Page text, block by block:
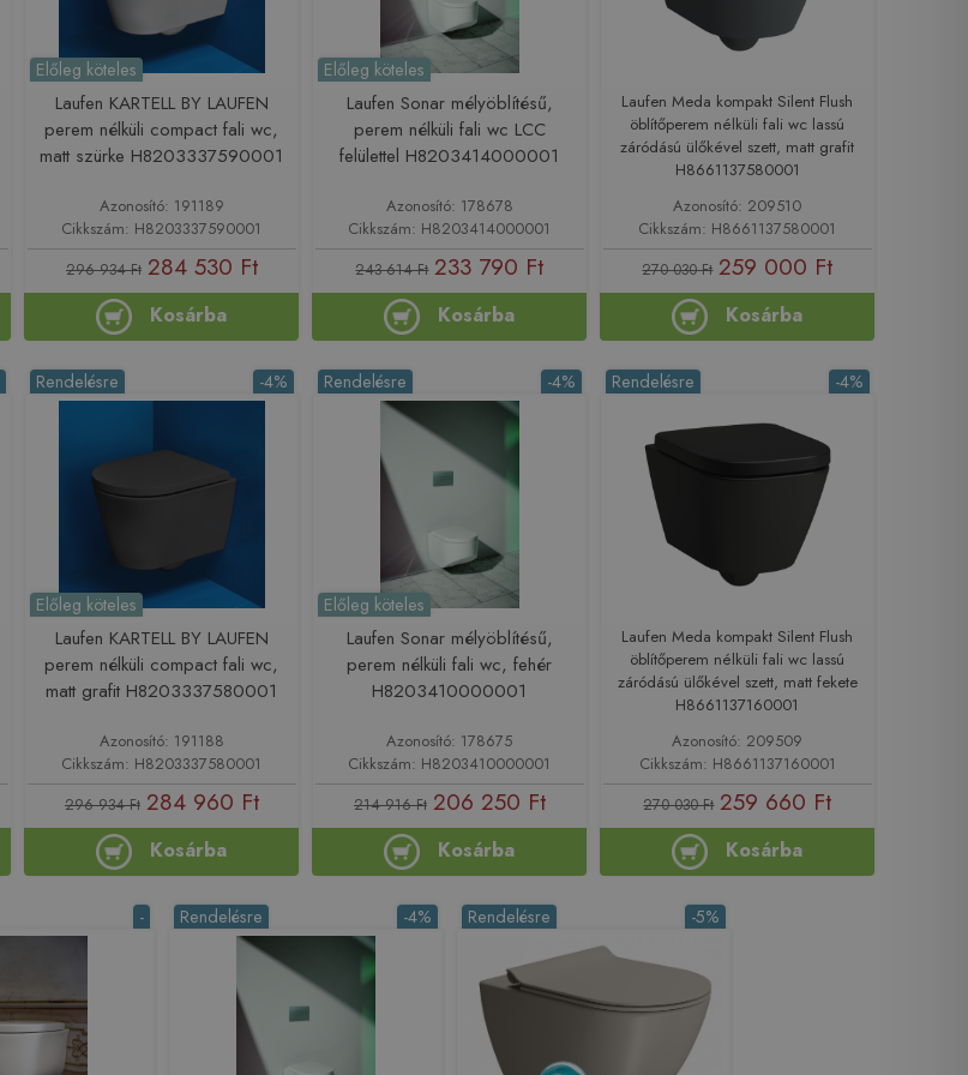
Előleg köteles
Laufen KARTELL BY LAUFEN
perem nélküli compact fali wc,
matt szürke H8203337590001
Azonosító: 191189
Cikkszám: H8203337590001
296 934 Ft 284 530 Ft
Kosárba
Előleg köteles
Laufen Sonar mélyöblítésű,
perem nélküli fali wc LCC
felülettel H8203414000001
Azonosító: 178678
Cikkszám: H8203414000001
243 614 Ft 233 790 Ft
Kosárba
Laufen Meda kompakt Silent Flush
öblítőperem nélküli fali wc lassú
záródású ülőkével szett, matt grafit
H8661137580001
Azonosító: 209510
Cikkszám: H8661137580001
270 030 Ft 259 000 Ft
Kosárba
-4%
Rendelésre
Előleg köteles
Laufen KARTELL BY LAUFEN
perem nélküli compact fali wc,
matt grafit H8203337580001
Azonosító: 191188
Cikkszám: H8203337580001
296 934 Ft 284 960 Ft
Kosárba
-4%
Rendelésre
Előleg köteles
Laufen Sonar mélyöblítésű,
perem nélküli fali wc, fehér
H8203410000001
Azonosító: 178675
Cikkszám: H8203410000001
214 916 Ft 206 250 Ft
Kosárba
-4%
Rendelésre
Laufen Meda kompakt Silent Flush
öblítőperem nélküli fali wc lassú
záródású ülőkével szett, matt fekete
H8661137160001
Azonosító: 209509
Cikkszám: H8661137160001
270 030 Ft 259 660 Ft
Kosárba
- -4%
Rendelésre -5%
Rendelésre